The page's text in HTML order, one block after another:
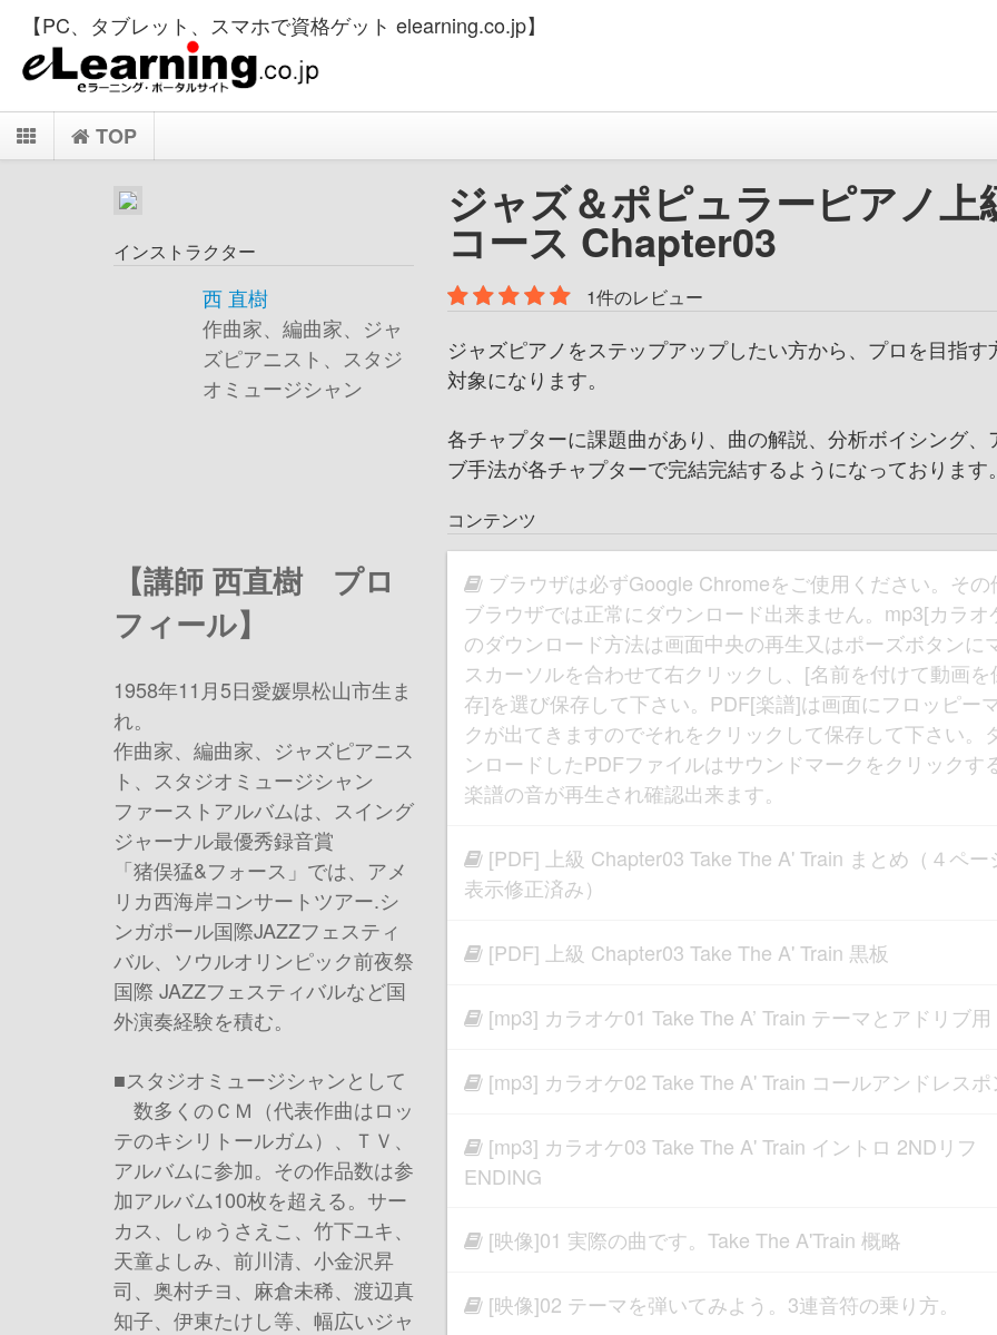
【PC、タブレット、スマホで資格ゲット elearning.co.jp】
TOP
インストラクター
西 直樹
作曲家、編曲家、ジャ
ズピアニスト、スタジ
オミュージシャン
【講師 西直樹 プロ
フィール】
1958年11月5日愛媛県松山市生ま
れ。
作曲家、編曲家、ジャズピアニス
ト、スタジオミュージシャン
ファーストアルバムは、スイング
ジャーナル最優秀録音賞
「猪俣猛&フォース」では、アメ
リカ西海岸コンサートツアー.シ
ンガポール国際JAZZフェスティ
バル、ソウルオリンピック前夜祭
国際 JAZZフェスティバルなど国
外演奏経験を積む。
■スタジオミュージシャンとして
数多くのＣＭ（代表作曲はロッ
テのキシリトールガム）、ＴＶ、
アルバムに参加。その作品数は参
加アルバム100枚を超える。サー
カス、しゅうさえこ、竹下ユキ、
天童よしみ、前川清、小金沢昇
司、奥村チヨ、麻倉未稀、渡辺真
知子、伊東たけし等、幅広いジャ
ジャズ＆ポピュラーピアノ上
コース Chapter03
1件のレビュー
ジャズピアノをステップアップしたい方から、プロを目指す
対象になります。
各チャプターに課題曲があり、曲の解説、分析ボイシング、
ブ手法が各チャプターで完結完結するようになっております。
コンテンツ
ブラウザは必ずGoogle Chromeをご使用ください。その
ブラウザでは正常にダウンロード出来ません。mp3[カラオ
のダウンロード方法は画面中央の再生又はポーズボタンに
スカーソルを合わせて右クリックし、[名前を付けて動画を
存]を選び保存して下さい。PDF[楽譜]は画面にフロッピー
クが出てきますのでそれをクリックして保存して下さい。
ンロードしたPDFファイルはサウンドマークをクリックす
楽譜の音が再生され確認出来ます。
[PDF] 上級 Chapter03 Take The A' Train まとめ（４ペー
表示修正済み）
[PDF] 上級 Chapter03 Take The A' Train 黒板
[mp3] カラオケ01 Take The A’ Train テーマとアドリブ用
[mp3] カラオケ02 Take The A' Train コールアンドレスポ
[mp3] カラオケ03 Take The A' Train イントロ 2NDリフ
ENDING
[映像]01 実際の曲です。Take The A'Train 概略
[映像]02 テーマを弾いてみよう。3連音符の乗り方。